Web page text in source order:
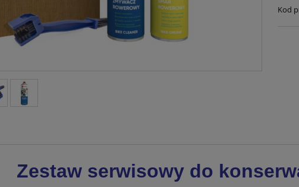
Kod
Zestaw serwisowy do